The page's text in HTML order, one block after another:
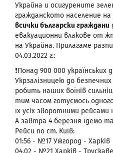
Украйна и осигурените
гражданското население на
всички български граждани
евакуационни влакове от
на Украйна. Прилагаме
04.03.2022 г.:
❗️Понад 900 000
Укрзалізницею до
робить наших воїнів
тим часом готуємось
їх усіх зворотними рейсами
А завтра 4 березня їдемо
Рейси по ст. Київ:
01:56 - №17 Ужгород - Харків
04.02 - №21 Харків -